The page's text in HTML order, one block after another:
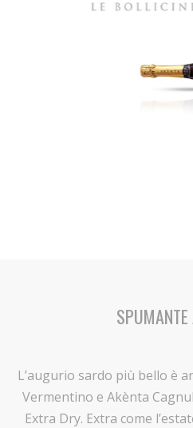
SPUMANTE
L’augurio sardo più bello è
Vermentino e Akènta
Extra Dry. Extra come